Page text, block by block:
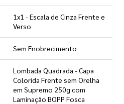
1x1 - Escala de Cinza Frente e
Verso
Sem Enobrecimento
Lombada Quadrada - Capa
Colorida Frente sem Orelha
em Supremo 250g com
Laminação BOPP Fosca